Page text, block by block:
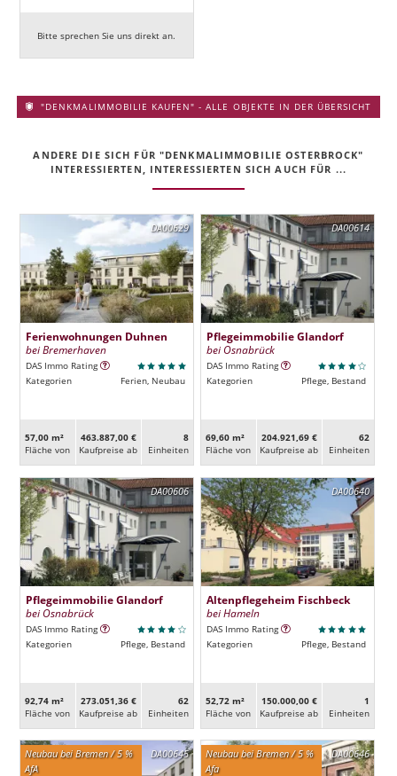
Bitte sprechen Sie uns direkt an.
"DENKMALIMMOBILIE KAUFEN" - ALLE OBJEKTE IN DER ÜBERSICHT
ANDERE DIE SICH FÜR "DENKMALIMMOBILIE OSTERBROCK"
INTERESSIERTEN, INTERESSIERTEN SICH AUCH FÜR ...
DA00629
Ferienwohnungen Duhnen
bei Bremerhaven
DAS Immo Rating
Kategorien
Ferien, Neubau
57,00 m²
Fläche von
463.887,00 €
Kaufpreise ab
8
Ein­heiten
DA00614
Pflegeimmobilie Glandorf
bei Osnabrück
DAS Immo Rating
Kategorien
Pflege, Bestand
69,60 m²
Fläche von
204.921,69 €
Kaufpreise ab
62
Ein­heiten
DA00606
Pflegeimmobilie Glandorf
bei Osnabrück
DAS Immo Rating
Kategorien
Pflege, Bestand
92,74 m²
Fläche von
273.051,36 €
Kaufpreise ab
62
Ein­heiten
DA00640
Altenpflegeheim Fischbeck
bei Hameln
DAS Immo Rating
Kategorien
Pflege, Bestand
52,72 m²
Fläche von
150.000,00 €
Kaufpreise ab
1
Ein­heiten
DA00645
Neubau bei Bremen / 5 %
AfA
DA00646
Neubau bei Bremen / 5 %
Afa